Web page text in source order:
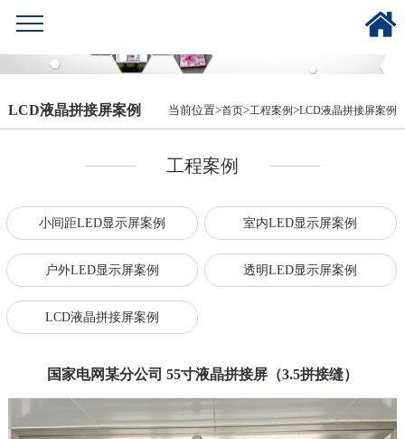
当前位置>首页>工程案例>LCD液晶拼接屏案例
LCD液晶拼接屏案例
工程案例
小间距LED显示屏案例 室内LED显示屏案例
户外LED显示屏案例 透明LED显示屏案例
LCD液晶拼接屏案例
国家电网某分公司 55寸液晶拼接屏（3.5拼接缝）